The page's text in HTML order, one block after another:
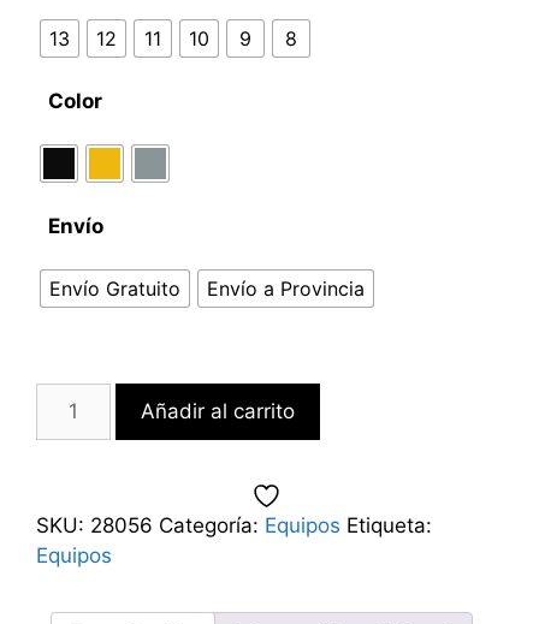
13 12 11 10 9 8
Color
Envío
Envío Gratuito Envío a Provincia
Añadir al carrito
SKU: 28056 Categoría: Equipos Etiqueta:
Equipos